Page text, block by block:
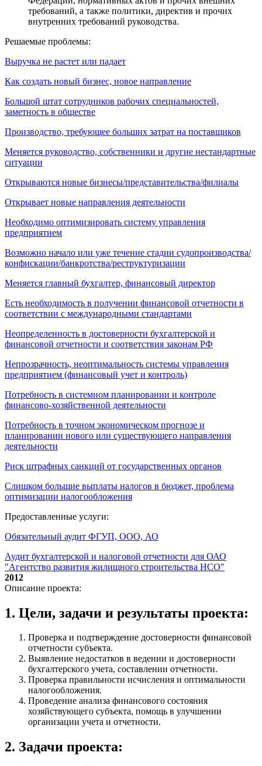
требований, а также политики, директив и прочих
внутренних требований руководства.
Решаемые проблемы:
Выручка не растет или падает
Как создать новый бизнес, новое направление
Большой штат сотрудников рабочих специальностей,
заметность в обществе
Производство, требующее больших затрат на поставщиков
Меняется руководство, собственники и другие нестандартные
ситуации
Открываются новые бизнесы/представительства/филиалы
Открывает новые направления деятельности
Необходимо оптимизировать систему управления
предприятием
Возможно начало или уже течение стадии судопроизводства/
конфискации/банкротства/реструктуризации
Меняется главный бухгалтер, финансовый директор
Есть необходимость в получении финансовой отчетности в
соответствии с международными стандартами
Неопределенность в достоверности бухгалтерской и
финансовой отчетности и соответствия законам РФ
Непрозрачность, неоптимальность системы управления
предприятием (финансовый учет и контроль)
Потребность в системном планировании и контроле
финансово-хозяйственной деятельности
Потребность в точном экономическом прогнозе и
планировании нового или существующего направления
деятельности
Риск штрафных санкций от государственных органов
Слишком большие выплаты налогов в бюджет, проблема
оптимизации налогообложения
Предоставленные услуги:
Обязательный аудит ФГУП, ООО, АО
Аудит бухгалтерской и налоговой отчетности для ОАО
"Агентство развития жилищного строительства НСО"
2012
Описание проекта:
1. Цели, задачи и результаты проекта:
Проверка и подтверждение достоверности финансовой
отчетности субъекта.
Выявление недостатков в ведении и достоверности
бухгалтерского учета, составлении отчетности.
Проверка правильности исчисления и оптимальности
налогообложения.
Проведение анализа финансового состояния
хозяйствующего субъекта, помощь в улучшении
организации учета и отчетности.
2. Задачи проекта: